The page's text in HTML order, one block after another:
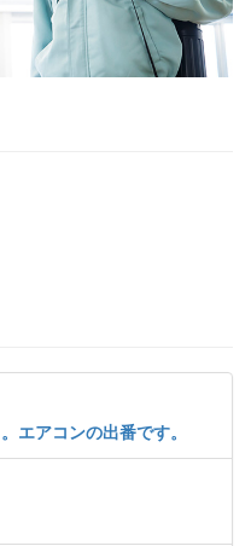
エアコンの出番です。